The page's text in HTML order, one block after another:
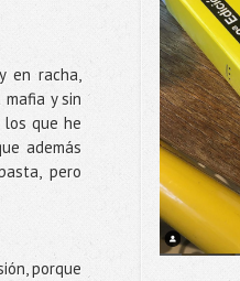
en racha,
y sin
los que he
además
pero
porque